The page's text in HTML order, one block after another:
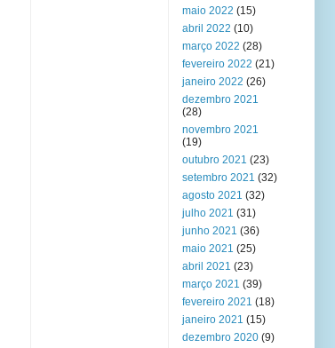
maio 2022 (15)
abril 2022 (10)
março 2022 (28)
fevereiro 2022 (21)
janeiro 2022 (26)
dezembro 2021
(28)
novembro 2021
(19)
outubro 2021 (23)
setembro 2021 (32)
agosto 2021 (32)
julho 2021 (31)
junho 2021 (36)
maio 2021 (25)
abril 2021 (23)
março 2021 (39)
fevereiro 2021 (18)
janeiro 2021 (15)
dezembro 2020 (9)